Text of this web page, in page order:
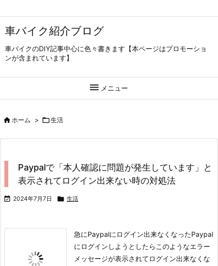
車バイク紹介ブログ
車バイクのDIY記事中心に色々書きます【本ページはプロモーショ
ンが含まれています】
 メニュー
ホーム > 生活
Paypalで「本人確認に問題が発生しています」と
表示されてログイン出来ない時の対処法
 2024年7月7日  生活
急にPaypalにログイン出来なくなったPaypal
にログインしようとしたらこのようなエラー
メッセージが表示されてログイン出来なくな